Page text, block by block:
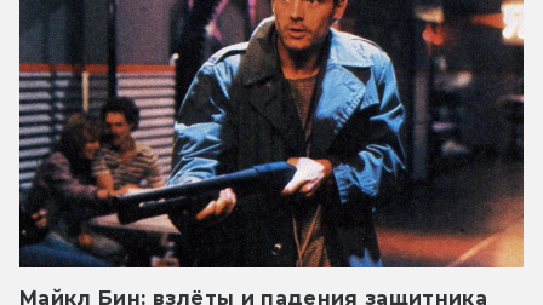
Майкл Бин: взлёты и падения защитника